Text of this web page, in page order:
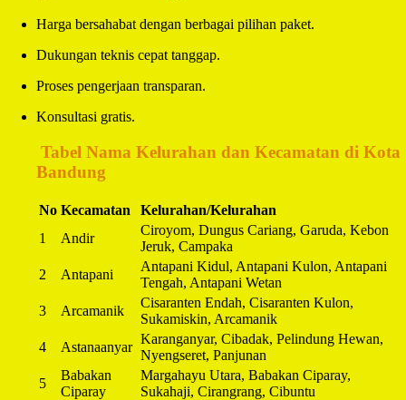
Harga bersahabat dengan berbagai pilihan paket.
Dukungan teknis cepat tanggap.
Proses pengerjaan transparan.
Konsultasi gratis.
Tabel Nama Kelurahan dan Kecamatan di Kota
Bandung
No Kecamatan
Kelurahan/Kelurahan
1
Andir
Ciroyom, Dungus Cariang, Garuda, Kebon
Jeruk, Campaka
2
Antapani
Antapani Kidul, Antapani Kulon, Antapani
Tengah, Antapani Wetan
3
Arcamanik
Cisaranten Endah, Cisaranten Kulon,
Sukamiskin, Arcamanik
4
Astanaanyar
Karanganyar, Cibadak, Pelindung Hewan,
Nyengseret, Panjunan
5
Babakan
Ciparay
Margahayu Utara, Babakan Ciparay,
Sukahaji, Cirangrang, Cibuntu